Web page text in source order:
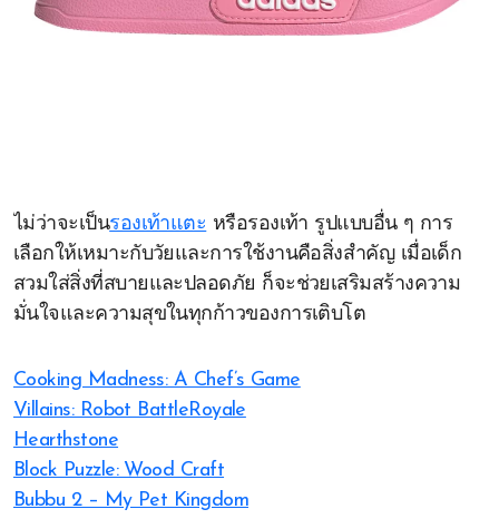
ไม่ว่าจะเป็นรองเท้าแตะ หรือรองเท้า รูปแบบอื่น ๆ การ
เลือกให้เหมาะกับวัยและการใช้งานคือสิ่งสำคัญ เมื่อเด็ก
สวมใส่สิ่งที่สบายและปลอดภัย ก็จะช่วยเสริมสร้างความ
มั่นใจและความสุขในทุกก้าวของการเติบโต
Cooking Madness: A Chef’s Game
Villains: Robot BattleRoyale
Hearthstone
Block Puzzle: Wood Craft
Bubbu 2 – My Pet Kingdom